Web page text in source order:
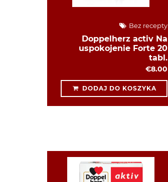
Bez recepty
Doppelherz activ Na
uspokojenie Forte 20
tabl.
€8.00
DODAJ DO KOSZYKA